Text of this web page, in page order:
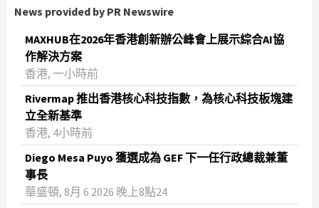
News provided by PR Newswire
MAXHUB在2026年香港創新辦公峰會上展示綜合AI協
作解決方案
香港, 一小時前
Rivermap 推出香港核心科技指數，為核心科技板塊建
立全新基準
香港, 4小時前
Diego Mesa Puyo 獲選成為 GEF 下一任行政總裁兼董
事長
華盛頓, 8月 6 2026 晚上8點24